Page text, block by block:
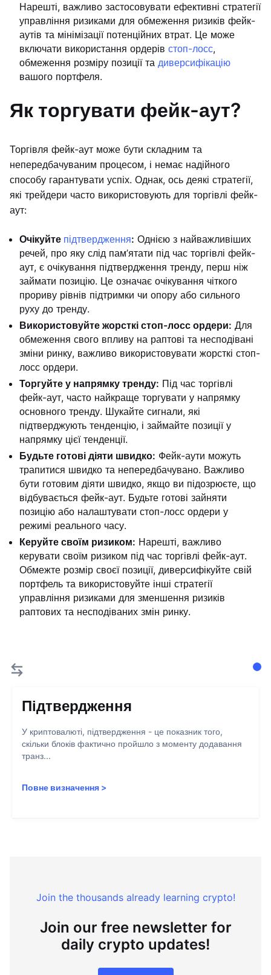
Нарешті, важливо застосовувати ефективні стратегії
управління ризиками для обмеження ризиків фейк-
аутів та мінімізації потенційних втрат. Це може
включати використання ордерів стоп-лосс,
обмеження розміру позиції та диверсифікацію
вашого портфеля.
Як торгувати фейк-аут?
Торгівля фейк-аут може бути складним та
непередбачуваним процесом, і немає надійного
способу гарантувати успіх. Однак, ось деякі стратегії,
які трейдери часто використовують для торгівлі фейк-
аут:
Очікуйте підтвердження: Однією з найважливіших
речей, про яку слід пам’ятати під час торгівлі фейк-
аут, є очікування підтвердження тренду, перш ніж
займати позицію. Це означає очікування чіткого
прориву рівнів підтримки чи опору або сильного
руху до тренду.
Використовуйте жорсткі стоп-лосс ордери: Для
обмеження свого впливу на раптові та несподівані
зміни ринку, важливо використовувати жорсткі стоп-
лосс ордери.
Торгуйте у напрямку тренду: Під час торгівлі
фейк-аут, часто найкраще торгувати у напрямку
основного тренду. Шукайте сигнали, які
підтверджують тенденцію, і займайте позиції у
напрямку цієї тенденції.
Будьте готові діяти швидко: Фейк-аути можуть
трапитися швидко та непередбачувано. Важливо
бути готовим діяти швидко, якщо ви підозрюєте, що
відбувається фейк-аут. Будьте готові зайняти
позицію або налаштувати стоп-лосс ордери у
режимі реального часу.
Керуйте своїм ризиком: Нарешті, важливо
керувати своїм ризиком під час торгівлі фейк-аут.
Обмежте розмір своєї позиції, диверсифікуйте свій
портфель та використовуйте інші стратегії
управління ризиками для зменшення ризиків
раптових та несподіваних змін ринку.
Підтвердження
У криптовалюті, підтвердження - це показник того,
скільки блоків фактично пройшло з моменту додавання
транз...
Повне визначення >
Join the thousands already learning crypto!
Join our free newsletter for
daily crypto updates!